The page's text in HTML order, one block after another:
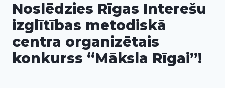
Noslēdzies Rīgas Interešu
izglītības metodiskā
centra organizētais
konkurss “Māksla Rīgai”!